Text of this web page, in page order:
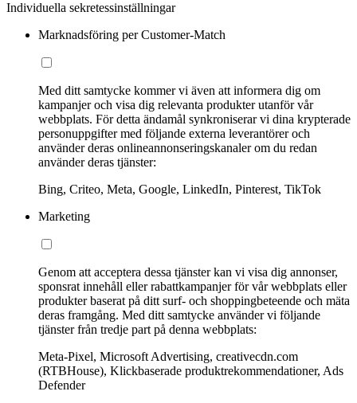
Individuella sekretessinställningar
Marknadsföring per Customer-Match
Med ditt samtycke kommer vi även att informera dig om
kampanjer och visa dig relevanta produkter utanför vår
webbplats. För detta ändamål synkroniserar vi dina krypterade
personuppgifter med följande externa leverantörer och
använder deras onlineannonseringskanaler om du redan
använder deras tjänster:
Bing, Criteo, Meta, Google, LinkedIn, Pinterest, TikTok
Marketing
Genom att acceptera dessa tjänster kan vi visa dig annonser,
sponsrat innehåll eller rabattkampanjer för vår webbplats eller
produkter baserat på ditt surf- och shoppingbeteende och mäta
deras framgång. Med ditt samtycke använder vi följande
tjänster från tredje part på denna webbplats:
Meta-Pixel, Microsoft Advertising, creativecdn.com
(RTBHouse), Klickbaserade produktrekommendationer, Ads
Defender